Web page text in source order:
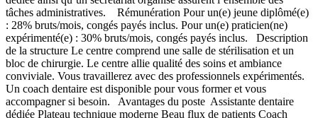
tâches administratives. Rémunération Pour un(e) jeune diplômé(e)
: 28% bruts/mois, congés payés inclus. Pour un(e) praticien(ne)
expérimenté(e) : 30% bruts/mois, congés payés inclus. Description
de la structure Le centre comprend une salle de stérilisation et un
bloc de chirurgie. Le centre allie qualité des soins et ambiance
conviviale. Vous travaillerez avec des professionnels expérimentés.
Un coach dentaire est disponible pour vous former et vous
accompagner si besoin. Avantages du poste Assistante dentaire
dédiée Plateau technique moderne Beau flux de patients Coach